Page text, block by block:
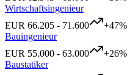
Wirtschaftsingenieur
EUR 66.205 - 71.600 +47%
Bauingenieur
EUR 55.000 - 63.000 +26%
Baustatiker